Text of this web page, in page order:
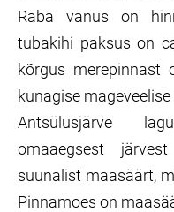
Raba vanus on
tubakihi paksus on
kõrgus merepinnast
kunagise mageveelise
Antsülusjärve
omaaegsest
suunalist maasäärt,
Pinnamoes on